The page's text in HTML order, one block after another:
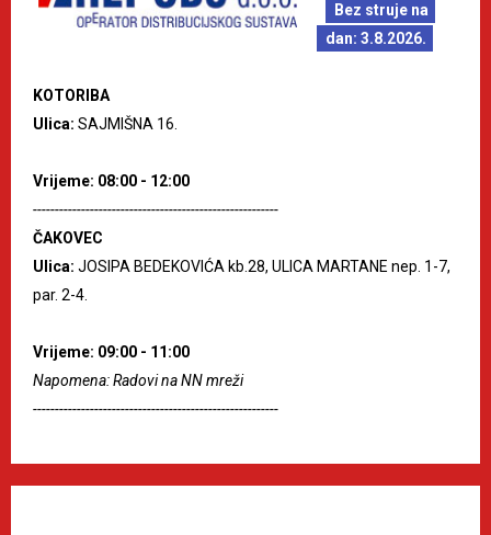
Bez struje na
dan: 3.8.2026.
KOTORIBA
Ulica: SAJMIŠNA 16.
Vrijeme: 08:00 - 12:00
--------------------------------------------------------
ČAKOVEC
Ulica: JOSIPA BEDEKOVIĆA kb.28, ULICA MARTANE nep. 1-7,
par. 2-4.
Vrijeme: 09:00 - 11:00
Napomena: Radovi na NN mreži
--------------------------------------------------------